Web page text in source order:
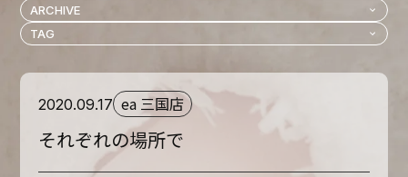
2020.09.17 ea 三国店
それぞれの場所で